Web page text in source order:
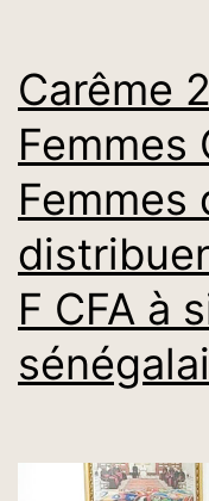
et
présidée
par
Mgr
Victor
Ndione,
premier
évêque
Carême
Femmes
Femmes
F CFA à